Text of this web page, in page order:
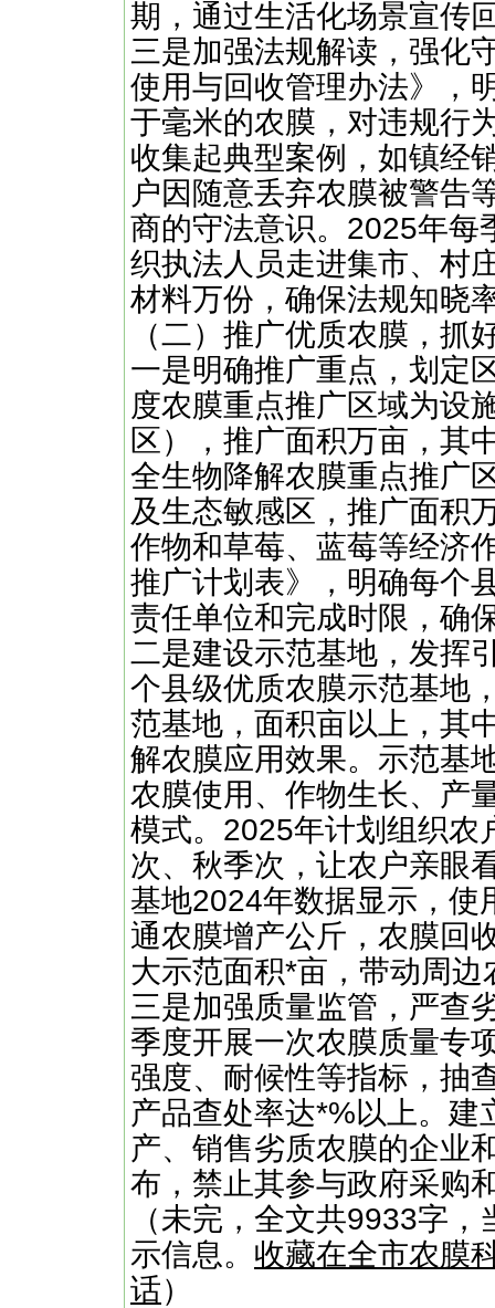
期，通过生活化场景宣传
三是加强法规解读，强化
使用与回收管理办法》，
于毫米的农膜，对违规行
收集起典型案例，如镇经
户因随意丢弃农膜被警告
商的守法意识。2025年每
织执法人员走进集市、村
材料万份，确保法规知晓
（二）推广优质农膜，抓
一是明确推广重点，划定
度农膜重点推广区域为设
区），推广面积万亩，其
全生物降解农膜重点推广
及生态敏感区，推广面积
作物和草莓、蓝莓等经济
推广计划表》，明确每个
责任单位和完成时限，确
二是建设示范基地，发挥
个县级优质农膜示范基地
范基地，面积亩以上，其
解农膜应用效果。示范基
农膜使用、作物生长、产
模式。2025年计划组织农
次、秋季次，让农户亲眼
基地2024年数据显示，使
通农膜增产公斤，农膜回
大示范面积*亩，带动周边
三是加强质量监管，严查
季度开展一次农膜质量专
强度、耐候性等指标，抽
产品查处率达*%以上。建
产、销售劣质农膜的企业
布，禁止其参与政府采
（未完，全文共9933字
示信息。 收藏在全市农膜
话）